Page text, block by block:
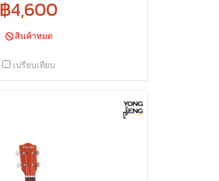
฿4,600
สินค้าหมด
เปรียบเทียบ